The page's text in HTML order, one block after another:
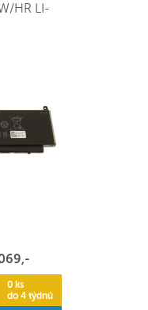
HR LI-
0 ks
do 4 týdnů